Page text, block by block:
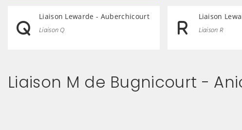
Liaison Lewarde - Auberchicourt
Liaison Q
Liaison
Liaison R
Liaison M de Bugnicourt -